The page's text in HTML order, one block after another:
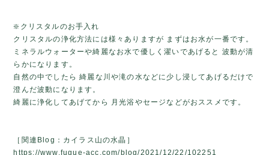
❇️クリスタルのお手入れ
クリスタルの浄化方法には様々ありますが まずはお水が一番です。
ミネラルウォーターや綺麗なお水で優しく濯いであげると 波動が清
らかになります。
自然の中でしたら 綺麗な川や滝の水などに少し浸してあげるだけで
澄んだ波動になります。
綺麗に浄化してあげてから 月光浴やセージなどがおススメです。
［関連Blog：カイラス山の水晶］
https://www.fugue-acc.com/blog/2021/12/22/102251